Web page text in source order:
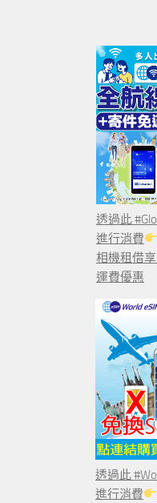
透過此
進行消費
相機租借
運費優惠
透過此
進行消費